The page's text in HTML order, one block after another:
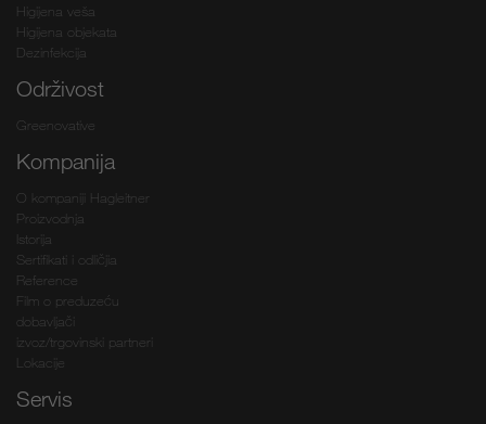
Higijena veša
Higijena objekata
Dezinfekcija
Održivost
Greenovative
Kompanija
O kompaniji Hagleitner
Proizvodnja
Istorija
Sertifikati i odličjia
Reference
Film o preduzeću
dobavljači
izvoz/trgovinski partneri
Lokacije
Servis